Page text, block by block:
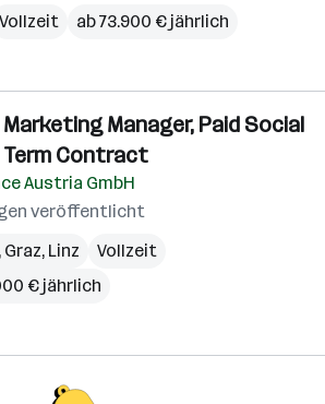
Vollzeit ab 73.900 € jährlich
Manager, Paid Social
Term Contract
Austria GmbH
veröffentlicht
, Graz, Linz
Vollzeit
€ jährlich